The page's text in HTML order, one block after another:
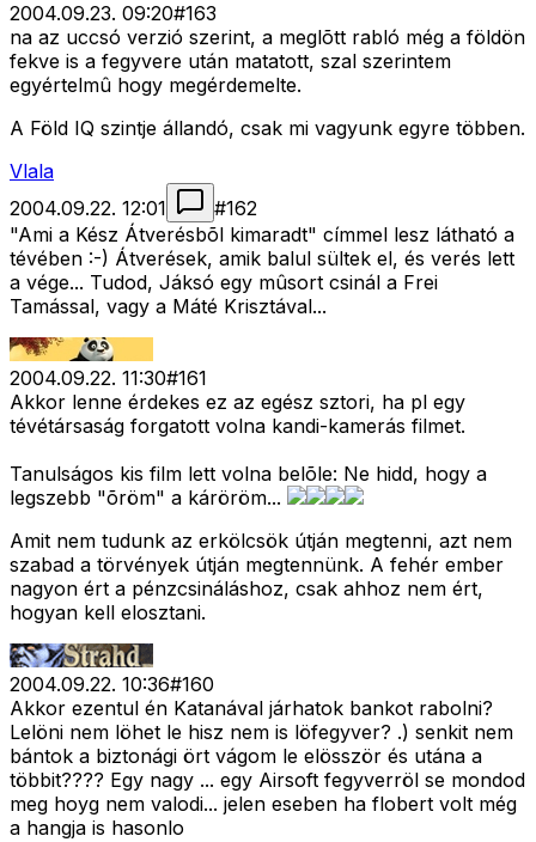
2004.09.23. 09:20#163
na az uccsó verzió szerint, a meglõtt rabló még a földön
fekve is a fegyvere után matatott, szal szerintem
egyértelmû hogy megérdemelte.
A Föld IQ szintje állandó, csak mi vagyunk egyre többen.
Vlala
2004.09.22. 12:01
#162
"Ami a Kész Átverésbõl kimaradt" címmel lesz látható a
tévében :-) Átverések, amik balul sültek el, és verés lett
a vége... Tudod, Jáksó egy mûsort csinál a Frei
Tamással, vagy a Máté Krisztával...
2004.09.22. 11:30#161
Akkor lenne érdekes ez az egész sztori, ha pl egy
tévétársaság forgatott volna kandi-kamerás filmet.
Tanulságos kis film lett volna belõle: Ne hidd, hogy a
legszebb "õröm" a káröröm...
Amit nem tudunk az erkölcsök útján megtenni, azt nem
szabad a törvények útján megtennünk. A fehér ember
nagyon ért a pénzcsináláshoz, csak ahhoz nem ért,
hogyan kell elosztani.
2004.09.22. 10:36#160
Akkor ezentul én Katanával járhatok bankot rabolni?
Lelöni nem löhet le hisz nem is löfegyver? .) senkit nem
bántok a biztonági ört vágom le elösször és utána a
többit???? Egy nagy ... egy Airsoft fegyverröl se mondod
meg hoyg nem valodi... jelen eseben ha flobert volt még
a hangja is hasonlo